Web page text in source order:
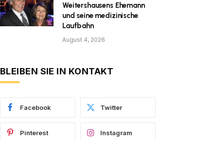
Weitershausens Ehemann
und seine medizinische
Laufbahn
August 4, 2026
BLEIBEN SIE IN KONTAKT
Facebook Twitter
Pinterest Instagram